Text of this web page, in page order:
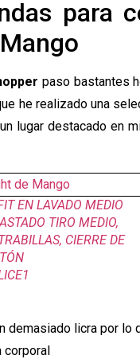
para
paso bastantes
he realizado una
lugar destacado en
EN LAVADO MEDIO
TIRO MEDIO,
CIERRE DE
demasiado licra por lo
corporal